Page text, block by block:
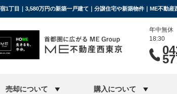
目｜3,580万円の新築一戸建て｜分譲住宅や新築物件｜ME不動産
年中無休
18:30
売却について 購入について